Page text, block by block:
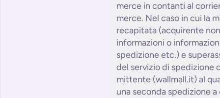
merce in contanti al
merce. Nel caso in cui la
recapitata (acquirente
informazioni o
spedizione etc.) e
del servizio di spedizione
mittente (wallmall.it) al
una seconda spedizione